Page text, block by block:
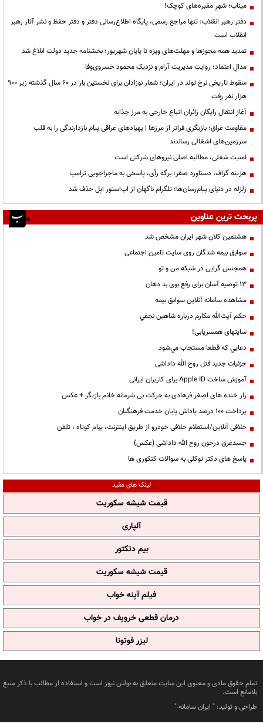
میناب؛ شهرِ مقبره‌های کوچک!
دفتر رهبر انقلاب: تنها مراجع رسمی، پایگاه اطلاع‌رسانی دفتر و دفتر حفظ و نشر آثار رهبر
انقلاب است
تمدید همه مجوزها و مهلت‌های ویژه تا پایان شهریور؛ بخشنامه جدید دولت ابلاغ شد
مدالِ اعتماد؛ روایت مدیریت آرام و نزدیک محمود خسروی‌وفا
سقوط تاریخی نرخ تولد در ایران؛ شمار نوزادان برای نخستین بار در ۶۰ سال گذشته زیر ۹۰۰
هزار نفر رفت
آغاز انتقال رایگان زائران اتباع خارجی به مرز چذابه
مقاومت عراق؛ بازیگری فراتر از مرزها | پهپادهای عراقی پیام بازدارندگی را به قلب
سرزمین‌های اشغالی رساندند
‌امنیت شغلی، مطالبه اصلی نیروهای شرکتی است
هزینه گزاف، دستاورد صفر؛ برگه رأی، پاسخی به ماجراجویی ترامپ
زلزله در دنیای پیام‌رسان‌ها؛ تلگرام ناگهان از اپ‌استور اپل حذف شد
پربحث ترین عناوین
هشتمین کلان شهر ایران مشخص شد
سوابق بیمه شدگان روی سایت تامین اجتماعی
همجنس گرایی در شبکه من و تو
13 توصیه آسان برای رفع بوی بد دهان
مشاهده سامانه آنلاين سوابق بیمه
حكم آيت‌الله مكارم درباره شاهين نجفي
سایتهای همسریابی!
دعايي كه قطعا مستجاب مي‌شود
جزئیات جدید قتل روح الله داداشی
آموزش ساخت Apple ID برای کاربران ایرانی
راز خنده های اصغر فرهادی به حرکت بی شرمانه خانم بازیگر + عکس
پرداخت ۱۰۰ درصد پاداش پایان خدمت فرهنگیان
خلافی آنلاین/استعلام خلافی خودرو از طریق اینترنت، پیام کوتاه ، تلفن
جسدغرق درخون روح الله داداشی (عکس)
پاسخ های دکتر توکلی به سوالات کنکوری ها
لینک های مفید
قیمت شیشه سکوریت
آلپاری
بیم دتکتور
قیمت شیشه سکوریت
فیلم آپنه خواب
درمان قطعی خروپف در خواب
لیزر فوتونا
تمام حقوق مادی و معنوی این سایت متعلق به بولتن نیوز است و استفاده از مطالب با ذکر منبع
بلامانع است.
طراحی و تولید: " ایران سامانه"